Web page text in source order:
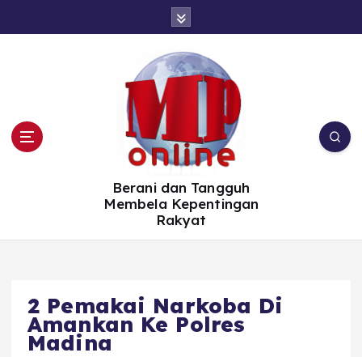
Berani dan Tangguh
Membela Kepentingan
Rakyat
2 Pemakai Narkoba Di
Amankan Ke Polres
Madina